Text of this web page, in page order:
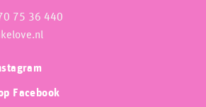
75 36 440
Facebook